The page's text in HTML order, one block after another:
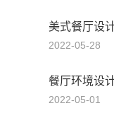
美式餐厅设
2022-05-28
餐厅环境设
2022-05-01